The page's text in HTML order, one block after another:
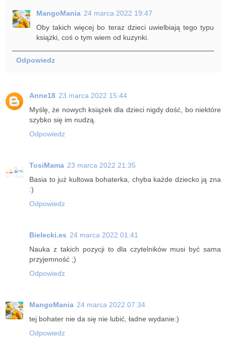
MangoMania 24 marca 2022 19:47
Oby takich więcej bo teraz dzieci uwielbiają tego typu
książki, coś o tym wiem od kuzynki.
Odpowiedz
Anne18 23 marca 2022 15:44
Myślę, że nowych książek dla dzieci nigdy dość, bo niektóre
szybko się im nudzą.
Odpowiedz
TosiMama 23 marca 2022 21:35
Basia to już kultowa bohaterka, chyba każde dziecko ją zna
:)
Odpowiedz
Bielecki.es 24 marca 2022 01:41
Nauka z takich pozycji to dla czytelników musi być sama
przyjemność ;)
Odpowiedz
MangoMania 24 marca 2022 07:34
tej bohater nie da się nie lubić, ładne wydanie:)
Odpowiedz